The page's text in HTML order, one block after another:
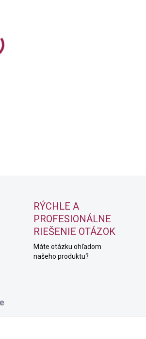
DETAILNÉ INFORMÁCIE
RÝCHLE A
PROFESIONÁLNE
RIEŠENIE OTÁZOK
Máte otázku ohľadom
našeho produktu?